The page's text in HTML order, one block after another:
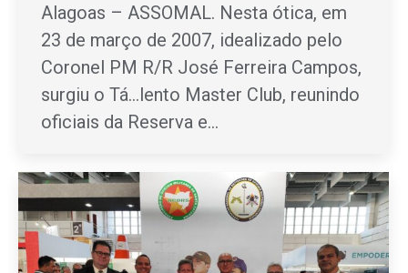
Alagoas – ASSOMAL. Nesta ótica, em
23 de março de 2007, idealizado pelo
Coronel PM R/R José Ferreira Campos,
surgiu o Tá…lento Master Club, reunindo
oficiais da Reserva e…